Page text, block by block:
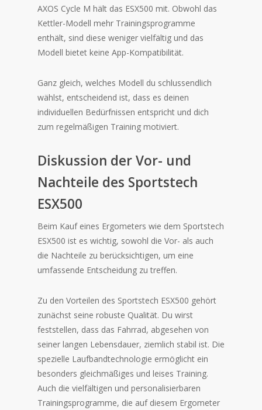
AXOS Cycle M hält das ESX500 mit. Obwohl das
Kettler-Modell mehr Trainingsprogramme
enthält, sind diese weniger vielfältig und das
Modell bietet keine App-Kompatibilität.
Ganz gleich, welches Modell du schlussendlich
wählst, entscheidend ist, dass es deinen
individuellen Bedürfnissen entspricht und dich
zum regelmäßigen Training motiviert.
Diskussion der Vor- und
Nachteile des Sportstech
ESX500
Beim Kauf eines Ergometers wie dem Sportstech
ESX500 ist es wichtig, sowohl die Vor- als auch
die Nachteile zu berücksichtigen, um eine
umfassende Entscheidung zu treffen.
Zu den Vorteilen des Sportstech ESX500 gehört
zunächst seine robuste Qualität. Du wirst
feststellen, dass das Fahrrad, abgesehen von
seiner langen Lebensdauer, ziemlich stabil ist. Die
spezielle Laufbandtechnologie ermöglicht ein
besonders gleichmäßiges und leises Training.
Auch die vielfältigen und personalisierbaren
Trainingsprogramme, die auf diesem Ergometer